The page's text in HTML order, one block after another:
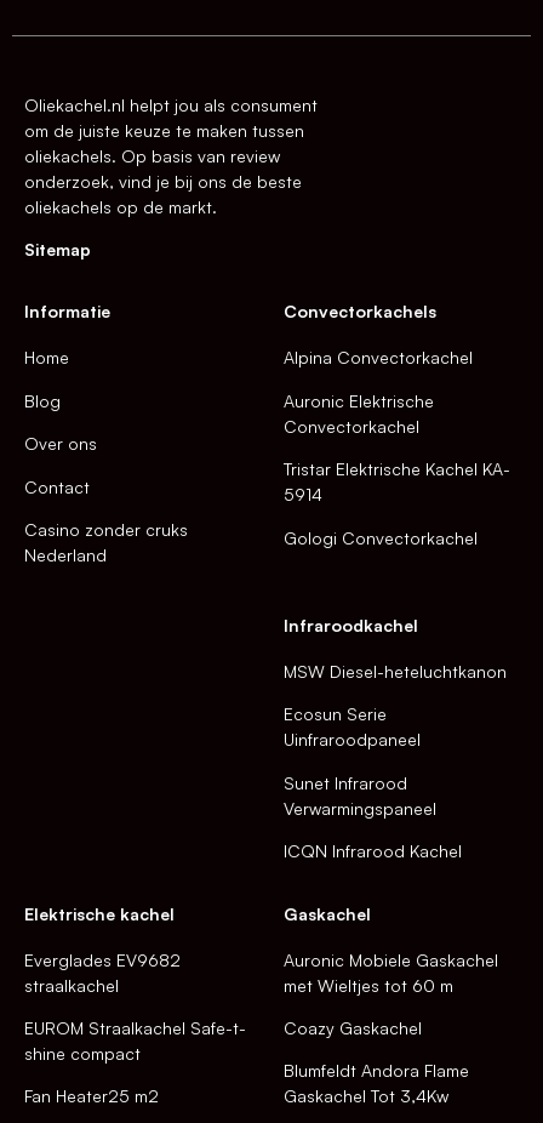
Oliekachel.nl helpt jou als consument
om de juiste keuze te maken tussen
oliekachels. Op basis van review
onderzoek, vind je bij ons de beste
oliekachels op de markt.
Sitemap
Informatie
Home
Blog
Over ons
Contact
Casino zonder cruks
Nederland
Convectorkachels
Alpina Convectorkachel
Auronic Elektrische
Convectorkachel
Tristar Elektrische Kachel KA-
5914
Gologi Convectorkachel
Infraroodkachel
MSW Diesel-heteluchtkanon
Ecosun Serie
Uinfraroodpaneel
Sunet Infrarood
Verwarmingspaneel
ICQN Infrarood Kachel
Elektrische kachel
Everglades EV9682
straalkachel
EUROM Straalkachel Safe-t-
shine compact
Fan Heater25 m2
Gaskachel
Auronic Mobiele Gaskachel
met Wieltjes tot 60 m
Coazy Gaskachel
Blumfeldt Andora Flame
Gaskachel Tot 3,4Kw